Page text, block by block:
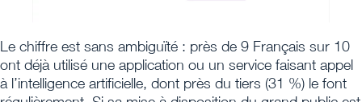
Le chiffre est sans ambiguïté : près de 9 Français sur 10
ont déjà utilisé une application ou un service faisant appel
à l’intelligence artificielle, dont près du tiers (31 %) le font